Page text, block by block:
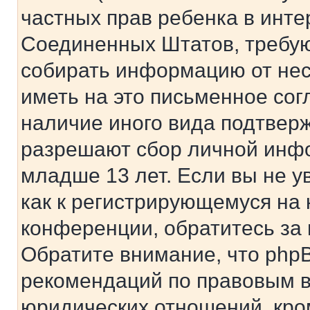
частных прав ребенка в
Соединенных Штатов,
собирать информацию от
иметь на это письменное
наличие иного вида
разрешают сбор личной
младше 13 лет. Если вы не
как к регистрирующемуся
конференции, обратитесь
Обратите внимание, что
рекомендаций по правовым